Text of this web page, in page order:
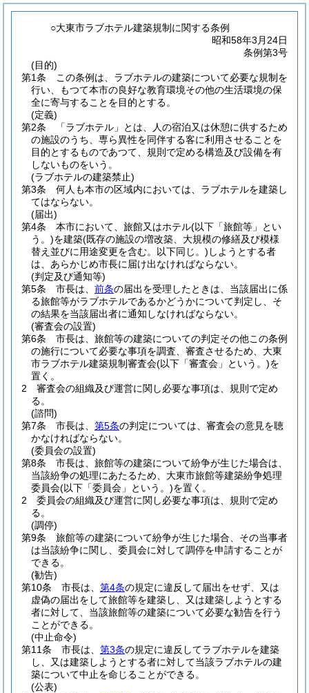
○大東市ラブホテル建築規制に関する条例
昭和58年3月24日
条例第3号
(目的)
第1条
この条例は、ラブホテルの建築について必要な規制を
行い、もつて本市の良好な教育環境その他の生活環境の保
全に寄与することを目的とする。
(定義)
第2条
「ラブホテル」とは、人の宿泊又は休憩に供するため
の施設のうち、専ら異性を同伴する客に利用させることを
目的とするものであつて、規則で定める構造及び設備を有
しないものをいう。
(ラブホテルの建築禁止)
第3条
何人も本市の区域内においては、ラブホテルを建築し
てはならない。
(届出)
第4条
本市において、旅館又はホテル(以下「旅館等」とい
う。)を建築(既存の施設の増改築、大規模の修繕及び模様
替え並びに用途変更を含む。以下同じ。) しようとする者
は、あらかじめ市長に届け出なければならない。
(判定及び通知等)
第5条
市長は、 前条の届出を受理したときは、当該届出に係
る旅館等がラブホテルであるかどうかについて判定し、そ
の結果を当該届出者に通知しなければならない。
(審査会の設置)
第6条
市長は、旅館等の建築についての判定その他この条例
の施行について必要な事項を調査、審査させるため、大東
市ラブホテル建築規制審査会(以下「審査会」という。)を
置く。
2
審査会の組織及び運営に関し必要な事項は、規則で定め
る。
(諮問)
第7条
市長は、 第5条の判定については、審査会の意見を聴
かなければならない。
(委員会の設置)
第8条
市長は、旅館等の建築について紛争が生じた場合は、
当該紛争の処理にあたるため、大東市旅館等建築紛争処理
委員会(以下「委員会」という。)を置く。
2
委員会の組織及び運営に関し必要な事項は、規則で定め
る。
(調停)
第9条
旅館等の建築について紛争が生じた場合、その当事者
は当該紛争に関し、委員会に対して調停を申請することが
できる。
(勧告)
第10条
市長は、 第4条の規定に違反して届出をせず、又は
虚偽の届出をして旅館等を建築し、又は建築しようとする
者に対して、当該旅館等の建築について必要な勧告を行う
ことができる。
(中止命令)
第11条
市長は、 第3条の規定に違反してラブホテルを建築
し、又は建築しようとする者に対して当該ラブホテルの建
築について中止を命じることができる。
(公表)